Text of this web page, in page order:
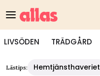
LIVSÖDEN TRÄDGÅRD
Lästips: Hemtjänsthaveriet